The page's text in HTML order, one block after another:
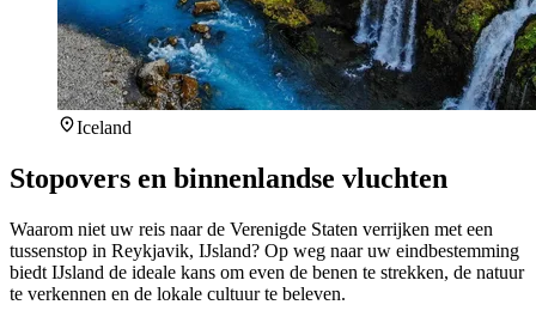
Iceland
Stopovers en binnenlandse vluchten
Waarom niet uw reis naar de Verenigde Staten verrijken met een
tussenstop in Reykjavik, IJsland? Op weg naar uw eindbestemming
biedt IJsland de ideale kans om even de benen te strekken, de natuur
te verkennen en de lokale cultuur te beleven.